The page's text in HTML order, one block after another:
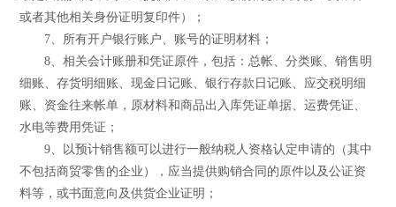
或者其他相关身份证明复印件）；
7、所有开户银行账户、账号的证明材料；
8、相关会计账册和凭证原件，包括：总帐、分类账、销售明
细账、存货明细账、现金日记账、银行存款日记账、应交税明细
账、资金往来帐单，原材料和商品出入库凭证单据、运费凭证、
水电等费用凭证；
9、以预计销售额可以进行一般纳税人资格认定申请的（其中
不包括商贸零售的企业），应当提供购销合同的原件以及公证资
料等，或书面意向及供货企业证明；